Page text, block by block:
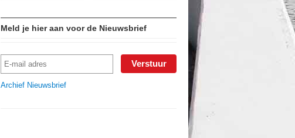
Meld je hier aan voor de Nieuwsbrief
Archief Nieuwsbrief